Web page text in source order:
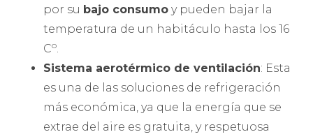
por su bajo consumo y pueden bajar la
temperatura de un habitáculo hasta los 16
Co.
Sistema aerotérmico de ventilación: Esta
es una de las soluciones de refrigeración
más económica, ya que la energía que se
extrae del aire es gratuita, y respetuosa